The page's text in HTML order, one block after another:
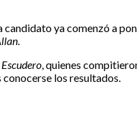
ya comenzó a
, quienes
los resultados.